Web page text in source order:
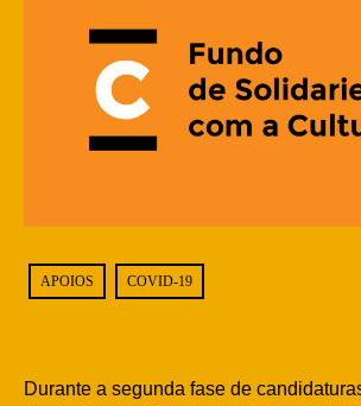
APOIOS COVID-19
Durante a segunda fase de